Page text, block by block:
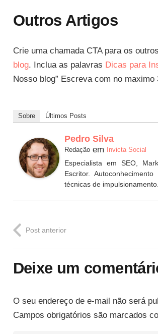
Outros Artigos
Crie uma chamada CTA para os
blog. Inclua as palavras Dicas para
Nosso blog” Escreva com no maximo
Sobre Últimos Posts
Pedro Silva
Redaçãoem Invicta Social
Especialista em SEO,
Escritor. Autoconhecimento
técnicas de impulsionamento.
Post anterior
Deixe um
O seu endereço de e-mail não será
Campos obrigatórios são marcados